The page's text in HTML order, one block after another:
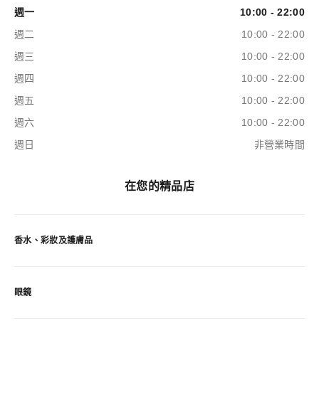
週一
10:00 - 22:00
週二
10:00 - 22:00
週三
10:00 - 22:00
週四
10:00 - 22:00
週五
10:00 - 22:00
週六
10:00 - 22:00
週日
非營業時間
在您的精品店
香水、彩妝及護膚品
眼鏡